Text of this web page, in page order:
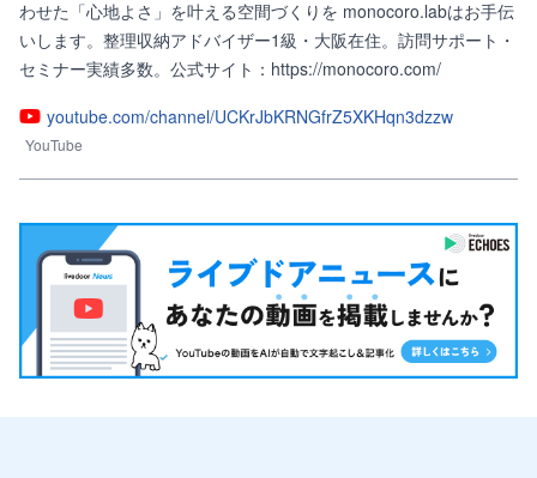
わせた「心地よさ」を叶える空間づくりを monocoro.labはお手伝
いします。整理収納アドバイザー1級・大阪在住。訪問サポート・
セミナー実績多数。公式サイト：https://monocoro.com/
youtube.com/channel/UCKrJbKRNGfrZ5XKHqn3dzzw
YouTube